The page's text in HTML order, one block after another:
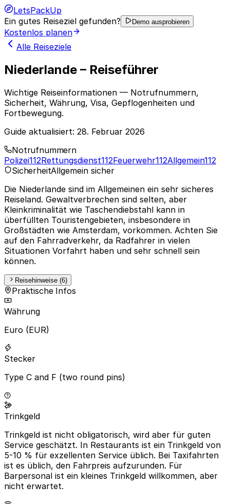
LetsPackUp
Ein gutes Reiseziel gefunden?
Demo ausprobieren
Kostenlos planen
Alle Reiseziele
Niederlande – Reiseführer
Wichtige Reiseinformationen — Notrufnummern,
Sicherheit, Währung, Visa, Gepflogenheiten und
Fortbewegung.
Guide aktualisiert: 28. Februar 2026
Notrufnummern
Polizei112Rettungsdienst112Feuerwehr112Allgemein112
SicherheitAllgemein sicher
Die Niederlande sind im Allgemeinen ein sehr sicheres
Reiseland. Gewaltverbrechen sind selten, aber
Kleinkriminalität wie Taschendiebstahl kann in
überfüllten Touristengebieten, insbesondere in
Großstädten wie Amsterdam, vorkommen. Achten Sie
auf den Fahrradverkehr, da Radfahrer in vielen
Situationen Vorfahrt haben und sehr schnell sein
können.
Reisehinweise (6)
Praktische Infos
Währung
Euro (EUR)
Stecker
Type C and F (two round pins)
Trinkgeld
Trinkgeld ist nicht obligatorisch, wird aber für guten
Service geschätzt. In Restaurants ist ein Trinkgeld von
5-10 % für exzellenten Service üblich. Bei Taxifahrten
ist es üblich, den Fahrpreis aufzurunden. Für
Barpersonal ist ein kleines Trinkgeld willkommen, aber
nicht erwartet.